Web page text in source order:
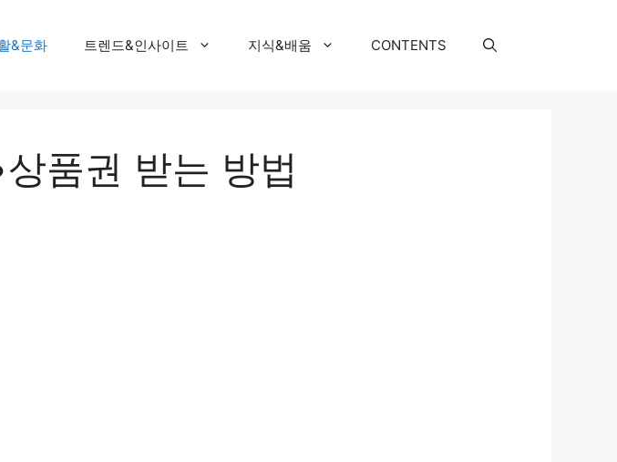
&문화 트렌드&인사이트 지식&배움 CONTENTS
품권 받는 방법